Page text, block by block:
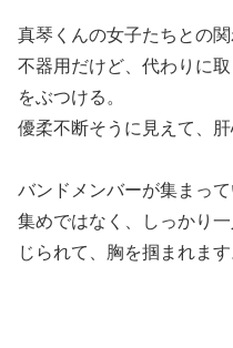
真琴くんの女子たちとの
不器用だけど、代わりに
をぶつける。
優柔不断そうに見えて、
バンドメンバーが集まっ
集めではなく、しっかり
じられて、胸を掴まれます